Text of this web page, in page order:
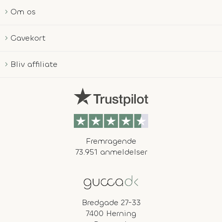
Om os
Gavekort
Bliv affiliate
Fremragende
73.951 anmeldelser
Bredgade 27-33
7400 Herning